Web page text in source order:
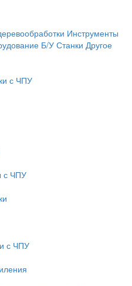
Инструменты
Б/У Станки Другое
с ЧПУ
с ЧПУ
с ЧПУ